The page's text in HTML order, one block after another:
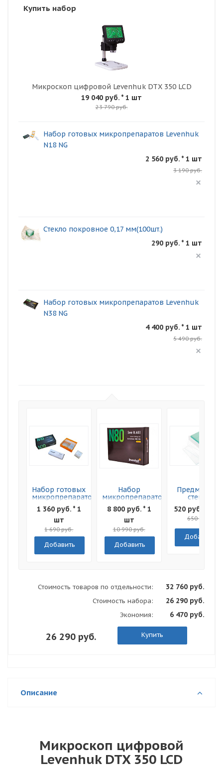
Купить набор
Микроскоп цифровой Levenhuk DTX 350 LCD
19 040 руб. * 1 шт
23 790 руб.
Набор готовых микропрепаратов Levenhuk
N18 NG
2 560 руб. * 1 шт
3 190 руб.
Стекло покровное 0,17 мм(100шт.)
290 руб. * 1 шт
Набор готовых микропрепаратов Levenhuk
N38 NG
4 400 руб. * 1 шт
5 490 руб.
Набор готовых
микропрепаратов
Levenhuk N10
NG
1 360 руб. * 1
шт
1 690 руб.
Добавить
Набор
микропрепаратов
Levenhuk N80
NG "Увидеть
Все!"
8 800 руб. * 1
шт
10 990 руб.
Добавить
Предметные
стекла
Levenhuk
50шт
520 руб. * 1
650 руб.
Добавить
Стоимость товаров по отдельности: 32 760 руб.
Стоимость набора: 26 290 руб.
Экономия: 6 470 руб.
26 290 руб. Купить
Описание
Микроскоп цифровой
Levenhuk DTX 350 LCD